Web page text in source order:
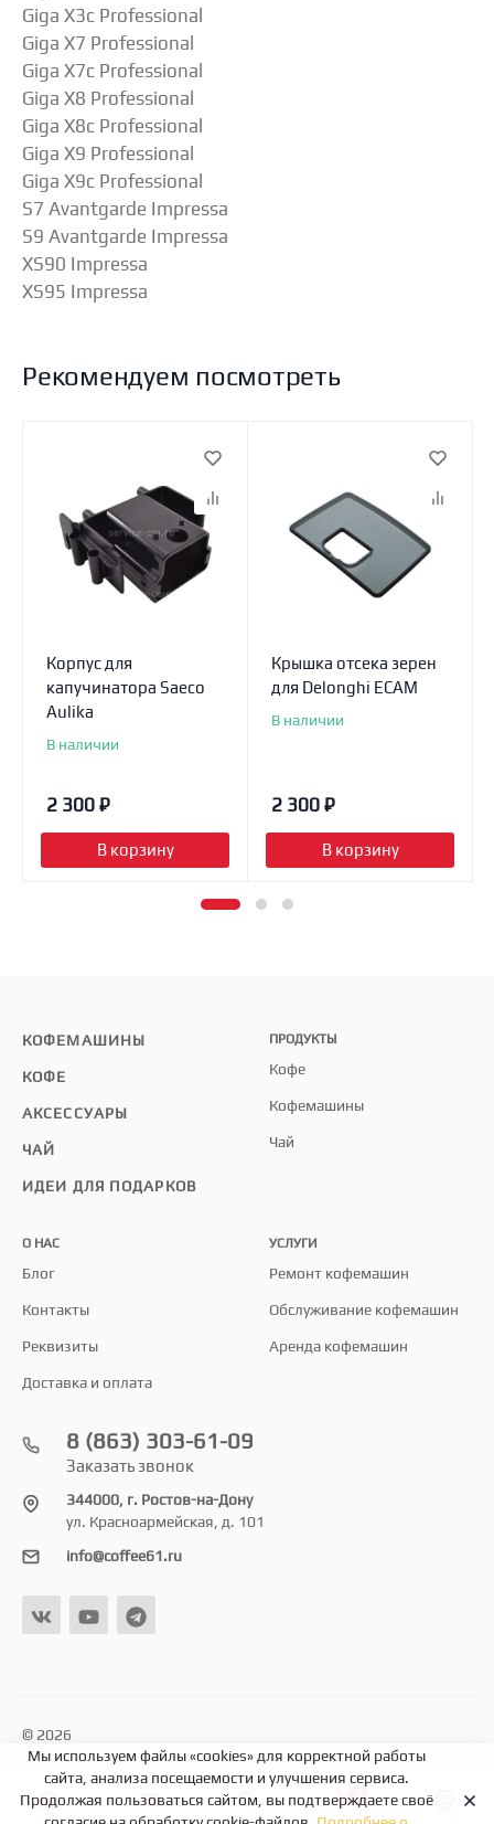
Giga X3c Professional
Giga X7 Professional
Giga X7c Professional
Giga X8 Professional
Giga X8c Professional
Giga X9 Professional
Giga X9c Professional
S7 Avantgarde Impressa
S9 Avantgarde Impressa
XS90 Impressa
XS95 Impressa
Рекомендуем посмотреть
Корпус для
капучинатора Saeco
Aulika
В наличии
2 300 ₽
В корзину
Крышка отсека зерен
для Delonghi ECAM
В наличии
2 300 ₽
В корзину
КОФЕМАШИНЫ
КОФЕ
АКСЕССУАРЫ
ЧАЙ
ИДЕИ ДЛЯ ПОДАРКОВ
ПРОДУКТЫ
Кофе
Кофемашины
Чай
О НАС
Блог
Контакты
Реквизиты
Доставка и оплата
УСЛУГИ
Ремонт кофемашин
Обслуживание кофемашин
Аренда кофемашин
8 (863) 303-61-09
Заказать звонок
344000, г. Ростов-на-Дону
ул. Красноармейская, д. 101
info@coffee61.ru
© 2026
Мы используем файлы «cookies» для корректной работы
сайта, анализа посещаемости и улучшения сервиса.
Продолжая пользоваться сайтом, вы подтверждаете своё